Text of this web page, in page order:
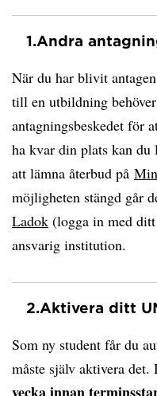
1.Andra
När du har blivit
till en utbildning
antagningsbeskedet för
ha kvar din plats kan du
att lämna återbud på
möjligheten stängd går
Ladok (logga in med
ansvarig institution.
2.Aktivera ditt
Som ny student får du
måste själv aktivera